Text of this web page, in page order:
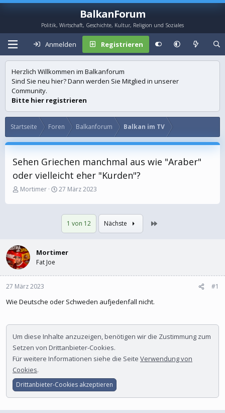
BalkanForum
Politik, Wirtschaft, Geschichte, Kultur, Religion und Soziales
Anmelden Registrieren
Herzlich Willkommen im Balkanforum
Sind Sie neu hier? Dann werden Sie Mitglied in unserer
Community.
Bitte hier registrieren
Startseite Foren Balkanforum Balkan im TV
Sehen Griechen manchmal aus wie "Araber"
oder vielleicht eher "Kurden"?
E
s
e
r
Mortimer
E
s
t
27 März 2023
1 von 12 Nächste
Mortimer
Fat Joe
27 März 2023 #1
Wie Deutsche oder Schweden aufjedenfall nicht.
Um diese Inhalte anzuzeigen, benötigen wir die Zustimmung zum
Setzen von Drittanbieter-Cookies.
Für weitere Informationen siehe die Seite Verwendung von
Cookies.
Drittanbieter-Cookies akzeptieren